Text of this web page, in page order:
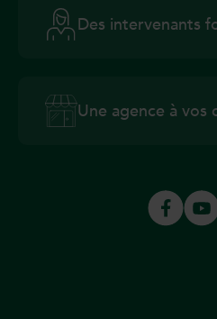
Des intervenants
Une agence à vos